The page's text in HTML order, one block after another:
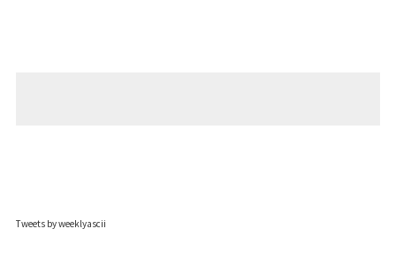
Tweets by weeklyascii